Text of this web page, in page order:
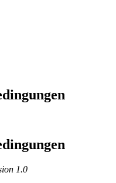
1.0